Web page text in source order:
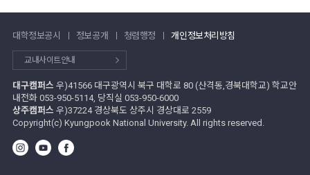
대학정보공시 정보공개 청렴행정 개인정보처리방침
교내사이트안내
대구캠퍼스 우)41566 대구광역시 북구 대학로 80 (산격동,경북대학교) 학교안
내전화 053-950-5114, 당직실 053-950-6000
상주캠퍼스 우)37224 경상북도 상주시 경상대로 2559
Copyright(c) Kyungpook National University. All rights reserved.